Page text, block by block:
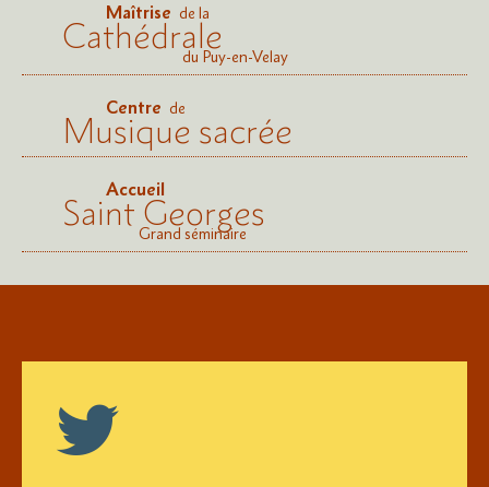
Maîtrise de la
Cathédraledu Puy-en-Velay
Centre de
Musique sacrée
Accueil
Saint Georges
Grand séminaire